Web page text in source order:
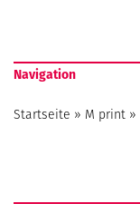
Navigation
Startseite » M print »